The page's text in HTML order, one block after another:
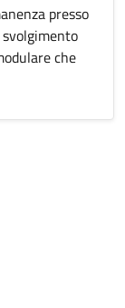
presso
che